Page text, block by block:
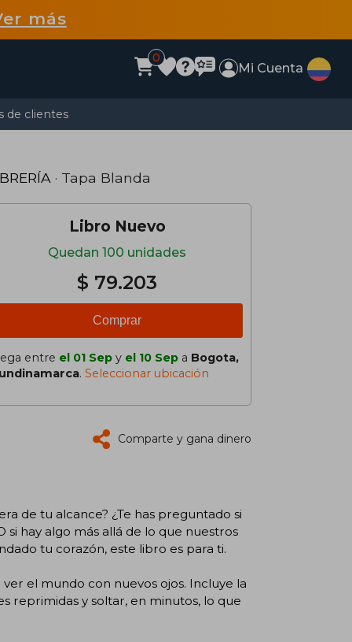
más
0
Mi Cuenta
de clientes
· Tapa Blanda
Libro Nuevo
Quedan 100 unidades
$ 79.203
Comprar
entre el 01 Sep y el 10 Sep a Bogota,
. Seleccionar ubicación
Comparte y gana dinero
de tu alcance? ¿Te has preguntado si
hay algo más allá de lo que nuestros
tu corazón, este libro es para ti.
el mundo con nuevos ojos. Incluye la
reprimidas y soltar, en minutos, lo que